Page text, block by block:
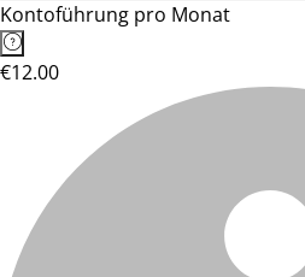
Kontoführung pro Monat
€12.00